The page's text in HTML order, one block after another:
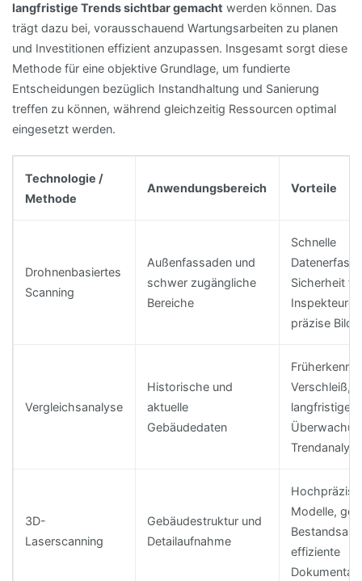
langfristige Trends sichtbar gemacht werden können. Das
trägt dazu bei, vorausschauend Wartungsarbeiten zu planen
und Investitionen effizient anzupassen. Insgesamt sorgt diese
Methode für eine objektive Grundlage, um fundierte
Entscheidungen bezüglich Instandhaltung und Sanierung
treffen zu können, während gleichzeitig Ressourcen optimal
eingesetzt werden.
Technologie /
Methode
Anwendungsbereich Vorteile
Drohnenbasiertes
Scanning
Außenfassaden und
schwer zugängliche
Bereiche
Schnelle
Sicherheit
Inspekteure,
präzise
Vergleichsanalyse
Historische und
aktuelle
Gebäudedaten
Verschleiß,
langfristige
3D-
Laserscanning
Gebäudestruktur und
Detailaufnahme
Hochpräzise
Modelle,
effiziente